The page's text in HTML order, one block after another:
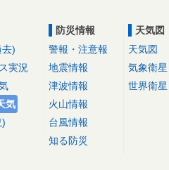
)
実況
気
)
防災情報
警報・注意報
地震情報
津波情報
火山情報
台風情報
知る防災
天気図
天気図
気象衛星
世界衛星